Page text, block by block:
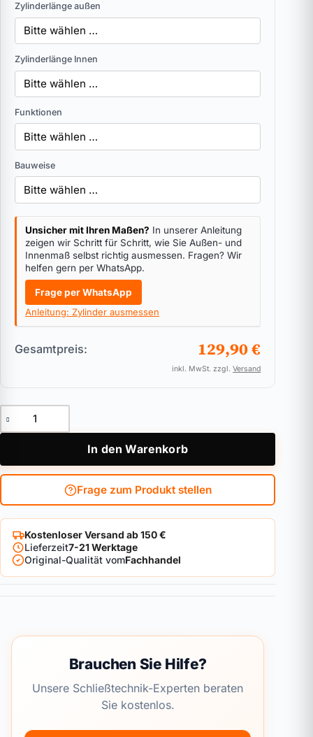
Zylinderlänge außen
Zylinderlänge Innen
Funktionen
Bauweise
Unsicher mit Ihren Maßen? In unserer Anleitung
zeigen wir Schritt für Schritt, wie Sie Außen- und
Innenmaß selbst richtig ausmessen. Fragen? Wir
helfen gern per WhatsApp.
Frage per WhatsApp
Anleitung: Zylinder ausmessen
Gesamtpreis: 129,90 €
inkl. MwSt. zzgl.Versand
Doppelzylinder für Biffar ABUS Bravus.4000 Menge
In den Warenkorb
Frage zum Produkt stellen
Kostenloser Versand ab 150 €
Lieferzeit7-21 Werktage
Original-Qualität vomFachhandel
Brauchen Sie Hilfe?
Unsere Schließtechnik-Experten beraten
Sie kostenlos.